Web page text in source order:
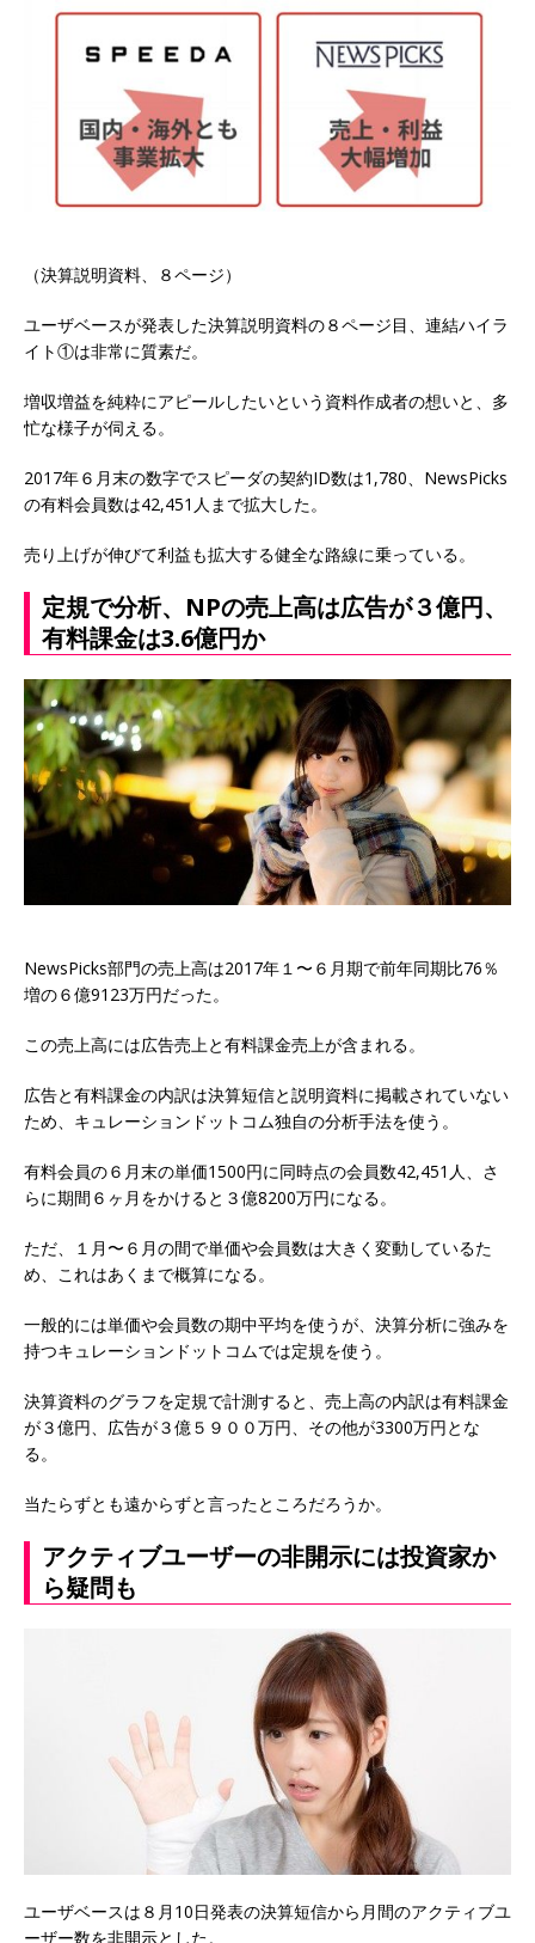
（決算説明資料、８ページ）
ユーザベースが発表した決算説明資料の８ページ目、連結ハイラ
イト①は非常に質素だ。
増収増益を純粋にアピールしたいという資料作成者の想いと、多
忙な様子が伺える。
2017年６月末の数字でスピーダの契約ID数は1,780、NewsPicks
の有料会員数は42,451人まで拡大した。
売り上げが伸びて利益も拡大する健全な路線に乗っている。
定規で分析、NPの売上高は広告が３億円、
有料課金は3.6億円か
NewsPicks部門の売上高は2017年１〜６月期で前年同期比76％
増の６億9123万円だった。
この売上高には広告売上と有料課金売上が含まれる。
広告と有料課金の内訳は決算短信と説明資料に掲載されていない
ため、キュレーションドットコム独自の分析手法を使う。
有料会員の６月末の単価1500円に同時点の会員数42,451人、さ
らに期間６ヶ月をかけると３億8200万円になる。
ただ、１月〜６月の間で単価や会員数は大きく変動しているた
め、これはあくまで概算になる。
一般的には単価や会員数の期中平均を使うが、決算分析に強みを
持つキュレーションドットコムでは定規を使う。
決算資料のグラフを定規で計測すると、売上高の内訳は有料課金
が３億円、広告が３億５９００万円、その他が3300万円とな
る。
当たらずとも遠からずと言ったところだろうか。
アクティブユーザーの非開示には投資家か
ら疑問も
ユーザベースは８月10日発表の決算短信から月間のアクティブユ
ーザー数を非開示とした。